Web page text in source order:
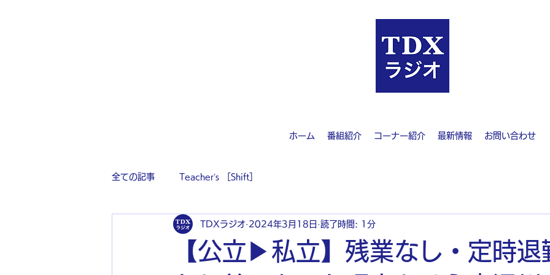
ホーム 番組紹介 コーナー紹介 最新情報 お問い合わせ
全ての記事 Teacher’s ［Shift］
【公立▶︎私立】残業なし・定時退
TDXラジオ 2024年3月18日 読了時間: 1分